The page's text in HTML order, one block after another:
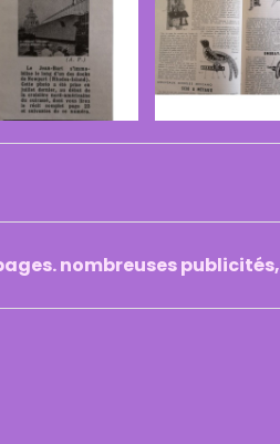
nombreuses